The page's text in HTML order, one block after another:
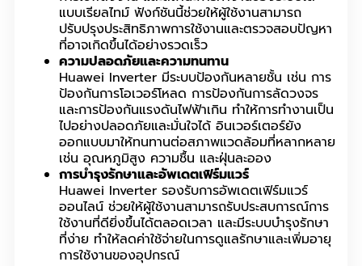
แบบเรียลไทม์ ฟังก์ชันนี้ช่วยให้ผู้ใช้งานสามารถ
ปรับปรุงประสิทธิภาพการใช้งานและตรวจสอบปัญหา
ที่อาจเกิดขึ้นได้อย่างรวดเร็ว
ความปลอดภัยและความทนทาน
Huawei Inverter มีระบบป้องกันหลายชั้น เช่น การ
ป้องกันการโอเวอร์โหลด การป้องกันการลัดวงจร
และการป้องกันแรงดันไฟฟ้าเกิน ทำให้การทำงานเป็น
ไปอย่างปลอดภัยและมั่นใจได้ อินเวอร์เตอร์ยัง
ออกแบบมาให้ทนทานต่อสภาพแวดล้อมที่หลากหลาย
เช่น อุณหภูมิสูง ความชื้น และฝุ่นละออง
การบำรุงรักษาและอัพเดตเฟิร์มแวร์
Huawei Inverter รองรับการอัพเดตเฟิร์มแวร์
ออนไลน์ ช่วยให้ผู้ใช้งานสามารถรับประสบการณ์การ
ใช้งานที่ดียิ่งขึ้นได้ตลอดเวลา และมีระบบบำรุงรักษา
ที่ง่าย ทำให้ลดค่าใช้จ่ายในการดูแลรักษาและเพิ่มอายุ
การใช้งานของอุปกรณ์